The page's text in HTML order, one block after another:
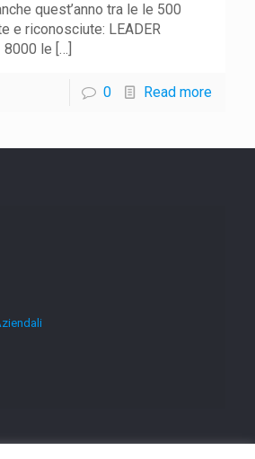
quest’anno tra le le 500
e riconosciute: LEADER
8000 le […]
0 Read more